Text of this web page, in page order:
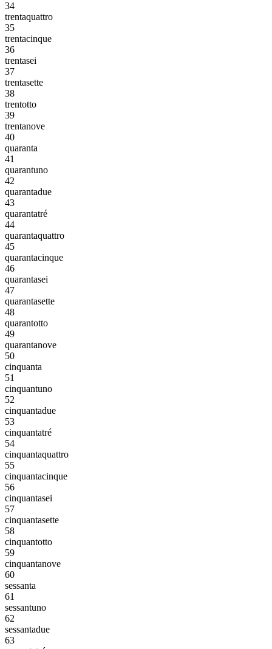
34
trentaquattro
35
trentacinque
36
trentasei
37
trentasette
38
trentotto
39
trentanove
40
quaranta
41
quarantuno
42
quarantadue
43
quarantatré
44
quarantaquattro
45
quarantacinque
46
quarantasei
47
quarantasette
48
quarantotto
49
quarantanove
50
cinquanta
51
cinquantuno
52
cinquantadue
53
cinquantatré
54
cinquantaquattro
55
cinquantacinque
56
cinquantasei
57
cinquantasette
58
cinquantotto
59
cinquantanove
60
sessanta
61
sessantuno
62
sessantadue
63